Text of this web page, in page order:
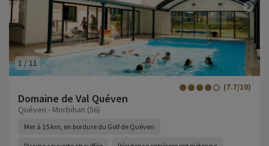
1/11
Domaine de Val Quéven
(7.7/10)
Quéven - Morbihan (56)
Mer à 15 km, en bordure du Golf de Quéven